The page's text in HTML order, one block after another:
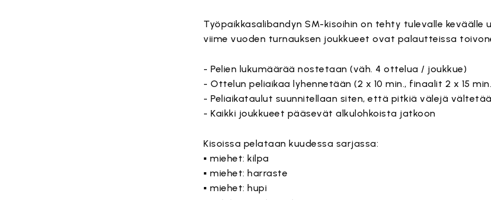
Työpaikkasalibandyn SM-kisoihin on tehty tulevalle keväälle
viime vuoden turnauksen joukkueet ovat palautteissa
- Pelien lukumäärää nostetaan (väh. 4 ottelua / joukkue)
- Ottelun peliaikaa lyhennetään (2 x 10 min., finaalit 2 x 15
- Peliaikataulut suunnitellaan siten, että pitkiä välejä
- Kaikki joukkueet pääsevät alkulohkoista jatkoon
Kisoissa pelataan kuudessa sarjassa:
▪ miehet: kilpa
▪ miehet: harraste
▪ miehet: hupi